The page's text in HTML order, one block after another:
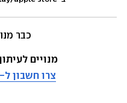
כבר
מנויים
צרו חשבון ל-